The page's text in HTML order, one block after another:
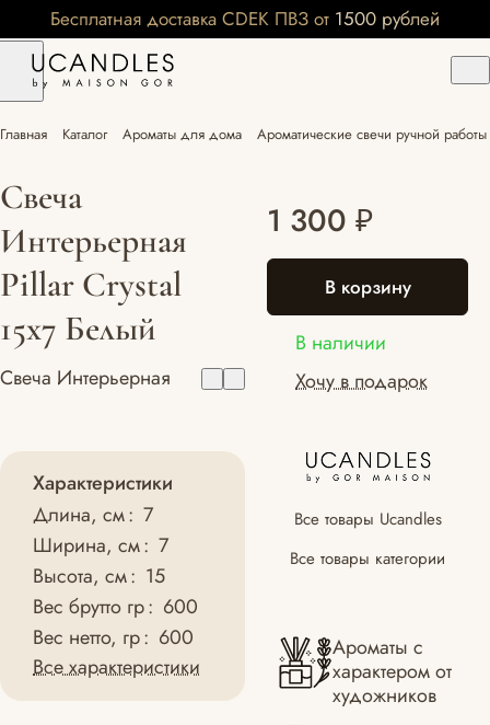
Бесплатная доставка CDEK ПВЗ от 1500 рублей
Главная Каталог Ароматы для дома Ароматические свечи ручной работы
Свеча
Интерьерная
Pillar Crystal
15x7 Белый
Свеча Интерьерная
Характеристики
Длина, см: 7
Ширина, см: 7
Высота, см: 15
Вес брутто гр: 600
Вес нетто, гр: 600
Все характеристики
1 300 ₽
В корзину
В наличии
Хочу в подарок
Все товары Ucandles
Все товары категории
Ароматы с
характером от
художников